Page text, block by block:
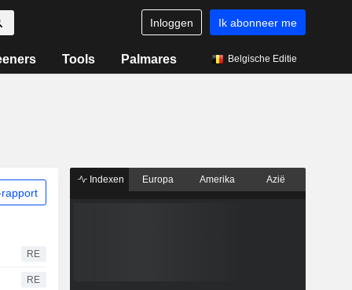
Inloggen Ik abonneer me
Tools Palmares Belgische Editie
RE
RE
Indexen Europa Amerika Azië